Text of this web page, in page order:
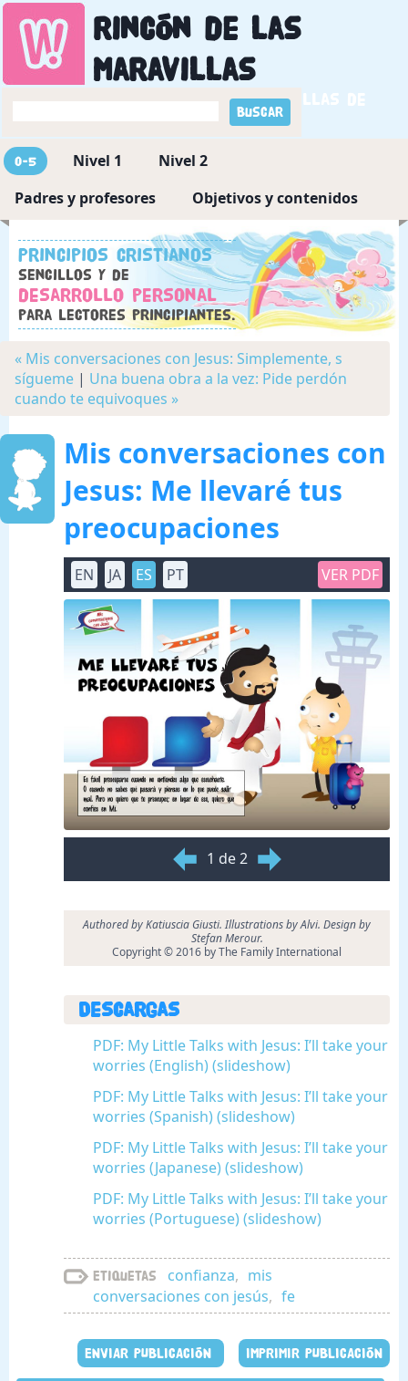
Rincón de las
maravillas
Descubriendo las maravillas de
0-5 Nivel 1
Nivel 2
Padres y profesores
Objetivos y contenidos
Principios cristianos
sencillos y de
desarrollo personal
para lectores principiantes.
« Mis conversaciones con Jesus: Simplemente, s
sígueme | Una buena obra a la vez: Pide perdón
cuando te equivoques »
Mis conversaciones con
Jesus: Me llevaré tus
preocupaciones
EN JA ES PT VER PDF
1 de 2
Authored by Katiuscia Giusti. Illustrations by Alvi. Design by
Stefan Merour.
Copyright © 2016 by The Family International
Descargas
PDF: My Little Talks with Jesus: I’ll take your
worries (English) (slideshow)
PDF: My Little Talks with Jesus: I’ll take your
worries (Spanish) (slideshow)
PDF: My Little Talks with Jesus: I’ll take your
worries (Japanese) (slideshow)
PDF: My Little Talks with Jesus: I’ll take your
worries (Portuguese) (slideshow)
Etiquetas confianza, mis
conversaciones con jesús, fe
ENVIAR PUBLICACIÓN IMPRIMIR PUBLICACIÓN